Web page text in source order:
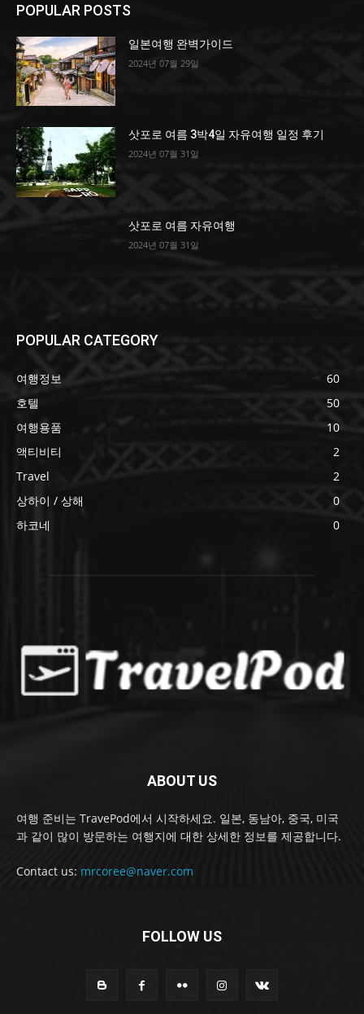
POPULAR POSTS
일본여행 완벽가이드
2024년 07월 29일
삿포로 여름 3박4일 자유여행 일정 후기
2024년 07월 31일
삿포로 여름 자유여행
2024년 07월 31일
POPULAR CATEGORY
여행정보
60
호텔
50
여행용품
10
액티비티
2
Travel
2
상하이 / 상해
0
하코네
0
ABOUT US
여행 준비는 TravePod에서 시작하세요. 일본, 동남아, 중국, 미국
과 같이 많이 방문하는 여행지에 대한 상세한 정보를 제공합니다.
Contact us: mrcoree@naver.com
FOLLOW US